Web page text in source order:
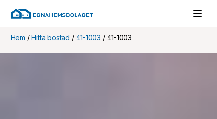
Hem /Hitta bostad /41-1003 /41-1003